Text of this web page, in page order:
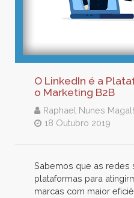
O LinkedIn é a
o Marketing B2B
Raphael Nunes
18 Outubro 2019
Sabemos que as redes
plataformas para
marcas com maior